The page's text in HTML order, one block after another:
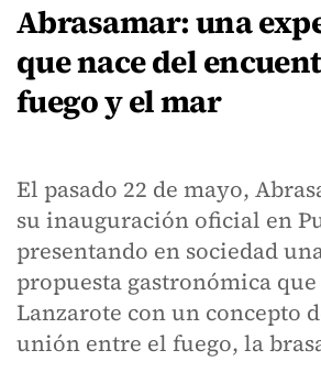
Abrasamar: una
que nace del
fuego y el mar
El pasado 22 de mayo,
su inauguración oficial en
presentando en sociedad
propuesta gastronómica
Lanzarote con un concepto
unión entre el fuego, la